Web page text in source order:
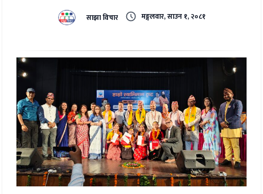
साझा विचार मङ्गलवार, साउन १, २०८१